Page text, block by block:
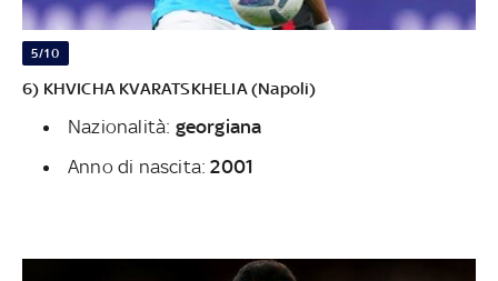
5/10
6) KHVICHA KVARATSKHELIA (Napoli)
Nazionalità: georgiana
Anno di nascita:2001